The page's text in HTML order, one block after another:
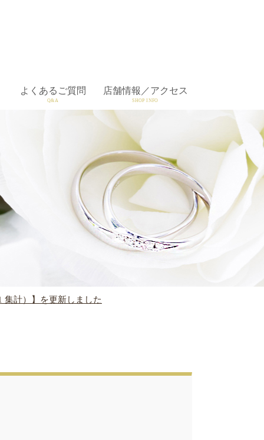
よくあるご質問
Q&A
店舗情報／アクセス
SHOP INFO
集計）】を更新しました